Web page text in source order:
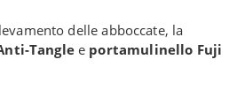
delle abboccate, la
Tanglee portamulinello Fuji